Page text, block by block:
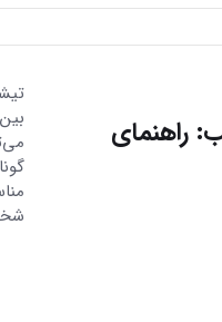
راهنمای